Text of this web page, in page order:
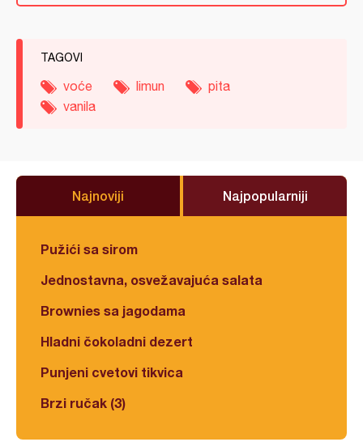
TAGOVI
voće limun
pita
vanila
Najnoviji Najpopularniji
Pužići sa sirom
Jednostavna, osvežavajuća salata
Brownies sa jagodama
Hladni čokoladni dezert
Punjeni cvetovi tikvica
Brzi ručak (3)